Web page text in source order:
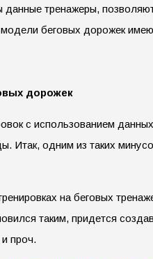
тренажеры,
беговых дорожек
дорожек
с использованием
Итак, одним из таких
на беговых
таким, придется
проч.